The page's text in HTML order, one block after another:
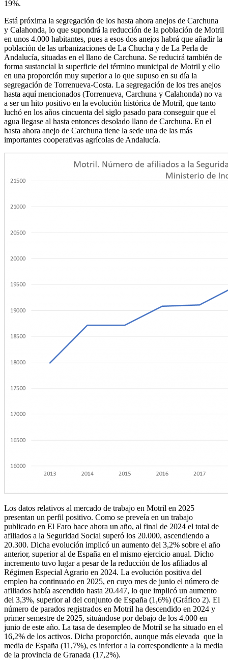
19%.
Está próxima la segregación de los hasta ahora anejos de Carchuna
y Calahonda, lo que supondrá la reducción de la población de Motril
en unos 4.000 habitantes, pues a esos dos anejos habrá que añadir la
población de las urbanizaciones de La Chucha y de La Perla de
Andalucía, situadas en el llano de Carchuna. Se reducirá también de
forma sustancial la superficie del término municipal de Motril y ello
en una proporción muy superior a lo que supuso en su día la
segregación de Torrenueva-Costa. La segregación de los tres anejos
hasta aquí mencionados (Torrenueva, Carchuna y Calahonda) no va
a ser un hito positivo en la evolución histórica de Motril, que tanto
luchó en los años cincuenta del siglo pasado para conseguir que el
agua llegase al hasta entonces desolado llano de Carchuna. En el
hasta ahora anejo de Carchuna tiene la sede una de las más
importantes cooperativas agrícolas de Andalucía.
Los datos relativos al mercado de trabajo en Motril en 2025
presentan un perfil positivo. Como se preveía en un trabajo
publicado en El Faro hace ahora un año, al final de 2024 el total de
afiliados a la Seguridad Social superó los 20.000, ascendiendo a
20.300. Dicha evolución implicó un aumento del 3,2% sobre el año
anterior, superior al de España en el mismo ejercicio anual. Dicho
incremento tuvo lugar a pesar de la reducción de los afiliados al
Régimen Especial Agrario en 2024. La evolución positiva del
empleo ha continuado en 2025, en cuyo mes de junio el número de
afiliados había ascendido hasta 20.447, lo que implicó un aumento
del 3,3%, superior al del conjunto de España (1,6%) (Gráfico 2). El
número de parados registrados en Motril ha descendido en 2024 y
primer semestre de 2025, situándose por debajo de los 4.000 en
junio de este año. La tasa de desempleo de Motril se ha situado en el
16,2% de los activos. Dicha proporción, aunque más elevada que la
media de España (11,7%), es inferior a la correspondiente a la media
de la provincia de Granada (17,2%).